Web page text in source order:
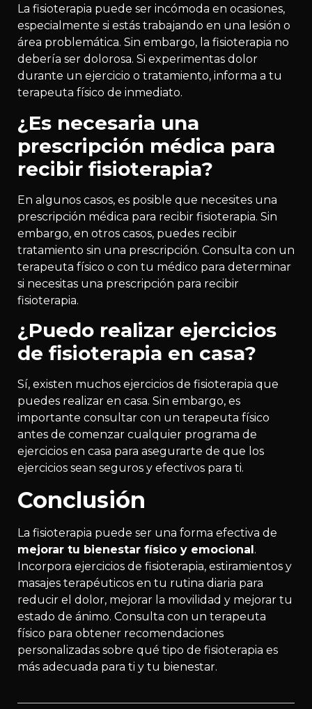
La fisioterapia puede ser incómoda en ocasiones,
especialmente si estás trabajando en una lesión o
área problemática. Sin embargo, la fisioterapia no
debería ser dolorosa. Si experimentas dolor
durante un ejercicio o tratamiento, informa a tu
terapeuta físico de inmediato.
¿Es necesaria una
prescripción médica para
recibir fisioterapia?
En algunos casos, es posible que necesites una
prescripción médica para recibir fisioterapia. Sin
embargo, en otros casos, puedes recibir
tratamiento sin una prescripción. Consulta con un
terapeuta físico o con tu médico para determinar
si necesitas una prescripción para recibir
fisioterapia.
¿Puedo realizar ejercicios
de fisioterapia en casa?
Sí, existen muchos ejercicios de fisioterapia que
puedes realizar en casa. Sin embargo, es
importante consultar con un terapeuta físico
antes de comenzar cualquier programa de
ejercicios en casa para asegurarte de que los
ejercicios sean seguros y efectivos para ti.
Conclusión
La fisioterapia puede ser una forma efectiva de
mejorar tu bienestar físico y emocional.
Incorpora ejercicios de fisioterapia, estiramientos y
masajes terapéuticos en tu rutina diaria para
reducir el dolor, mejorar la movilidad y mejorar tu
estado de ánimo. Consulta con un terapeuta
físico para obtener recomendaciones
personalizadas sobre qué tipo de fisioterapia es
más adecuada para ti y tu bienestar.